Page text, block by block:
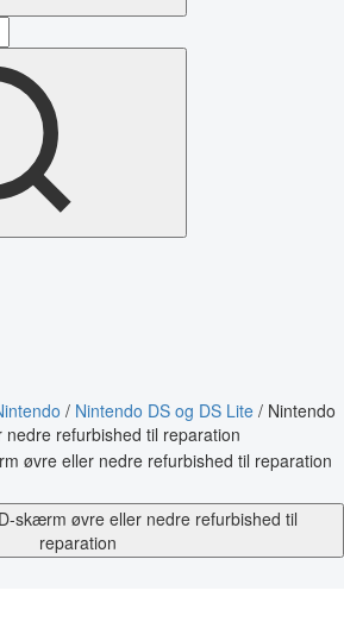
/ Nintendo DS og DS Lite / Nintendo
refurbished til reparation